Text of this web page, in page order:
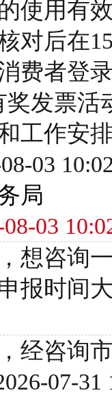
使用有
对后在
费者登
发票
工作安
03
局
03
想咨询
报时间
经咨询
07-31